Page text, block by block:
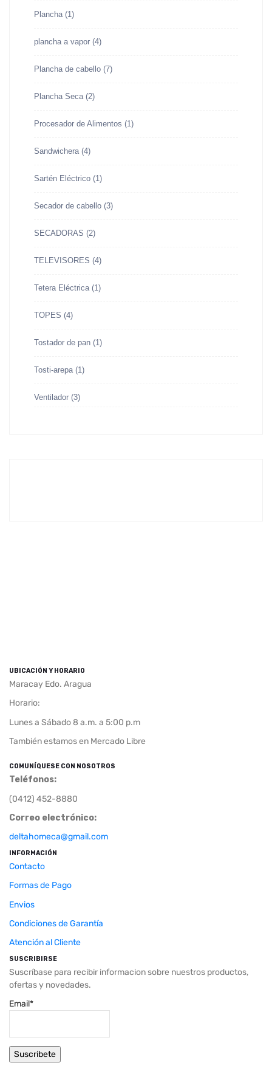
Plancha (1)
plancha a vapor (4)
Plancha de cabello (7)
Plancha Seca (2)
Procesador de Alimentos (1)
Sandwichera (4)
Sartén Eléctrico (1)
Secador de cabello (3)
SECADORAS (2)
TELEVISORES (4)
Tetera Eléctrica (1)
TOPES (4)
Tostador de pan (1)
Tosti-arepa (1)
Ventilador (3)
UBICACIÓN Y HORARIO
Maracay Edo. Aragua
Horario:
Lunes a Sábado 8 a.m. a 5:00 p.m
También estamos en Mercado Libre
COMUNÍQUESE CON NOSOTROS
Teléfonos:
(0412) 452-8880
Correo electrónico:
deltahomeca@gmail.com
INFORMACIÓN
Contacto
Formas de Pago
Envios
Condiciones de Garantía
Atención al Cliente
SUSCRIBIRSE
Suscríbase para recibir informacion sobre nuestros productos,
ofertas y novedades.
Email*